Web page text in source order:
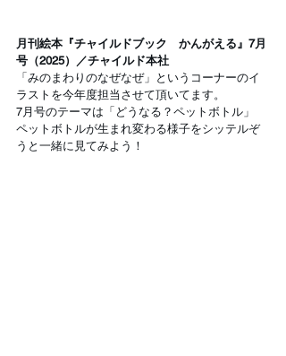
月刊絵本『チャイルドブック　かんがえる』7月
号（2025）／チャイルド本社
「みのまわりのなぜなぜ」というコーナーのイ
ラストを今年度担当させて頂いてます。
7月号のテーマは「どうなる？ペットボトル」
ペットボトルが生まれ変わる様子をシッテルぞ
うと一緒に見てみよう！